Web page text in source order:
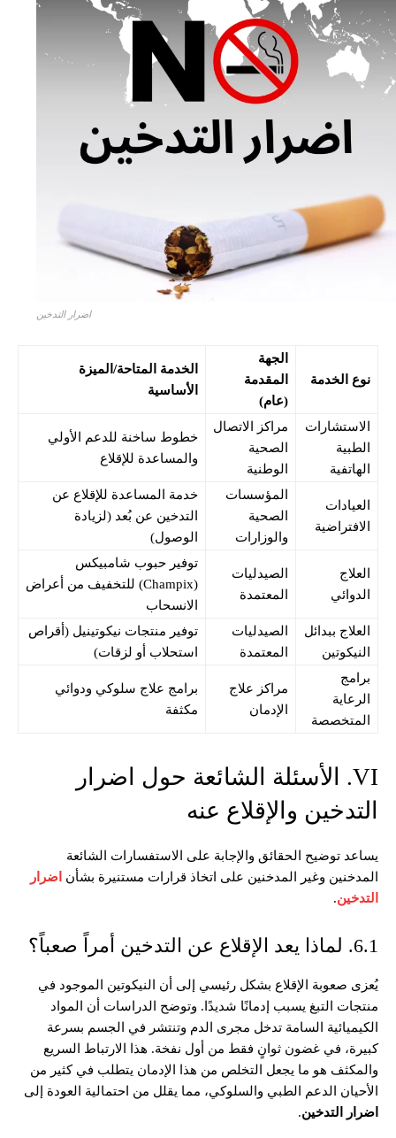
اضرار التدخين
نوع الخدمة
الجهة
المقدمة
(عام)
الخدمة المتاحة/الميزة
الأساسية
الاستشارات
الطبية
الهاتفية
مراكز الاتصال
الصحية
الوطنية
خطوط ساخنة للدعم الأولي
والمساعدة للإقلاع
العيادات
الافتراضية
المؤسسات
الصحية
والوزارات
خدمة المساعدة للإقلاع عن
التدخين عن بُعد (لزيادة
الوصول)
العلاج
الدوائي
الصيدليات
المعتمدة
توفير حبوب شامبيكس
(Champix) للتخفيف من أعراض
الانسحاب
العلاج ببدائل
النيكوتين
الصيدليات
المعتمدة
توفير منتجات نيكوتينيل (أقراص
استحلاب أو لزقات)
برامج
الرعاية
المتخصصة
مراكز علاج
الإدمان
برامج علاج سلوكي ودوائي
مكثفة
VI. الأسئلة الشائعة حول اضرار
التدخين والإقلاع عنه
يساعد توضيح الحقائق والإجابة على الاستفسارات الشائعة
المدخنين وغير المدخنين على اتخاذ قرارات مستنيرة بشأن اضرار
التدخين.
6.1. لماذا يعد الإقلاع عن التدخين أمراً صعباً؟
يُعزى صعوبة الإقلاع بشكل رئيسي إلى أن النيكوتين الموجود في
منتجات التبغ يسبب إدمانًا شديدًا. وتوضح الدراسات أن المواد
الكيميائية السامة تدخل مجرى الدم وتنتشر في الجسم بسرعة
كبيرة، في غضون ثوانٍ فقط من أول نفخة. هذا الارتباط السريع
والمكثف هو ما يجعل التخلص من هذا الإدمان يتطلب في كثير من
الأحيان الدعم الطبي والسلوكي، مما يقلل من احتمالية العودة إلى
اضرار التدخين.